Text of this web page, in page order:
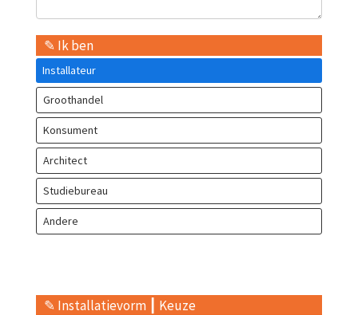
✎ Ik ben
Installateur
Groothandel
Konsument
Architect
Studiebureau
Andere
✎ Installatievorm ┃ Keuze